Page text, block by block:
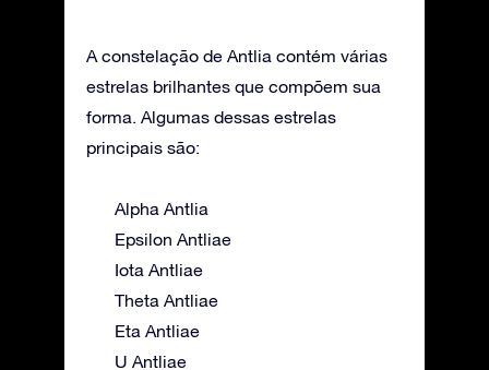
A constelação de Antlia contém várias
estrelas brilhantes que compõem sua
forma. Algumas dessas estrelas
principais são:
Alpha Antlia
Epsilon Antliae
Iota Antliae
Theta Antliae
Eta Antliae
U Antliae